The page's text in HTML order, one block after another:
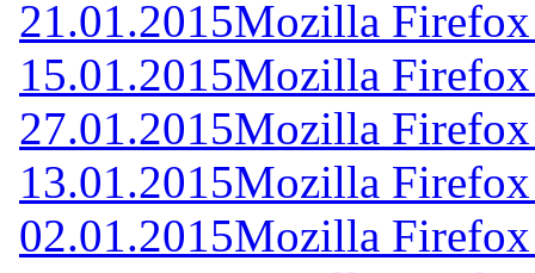
21.01.2015Mozilla
15.01.2015Mozilla
27.01.2015Mozilla
13.01.2015Mozilla
02.01.2015Mozilla